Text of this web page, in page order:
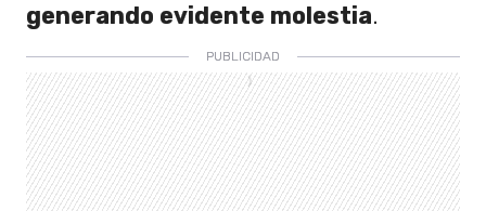
generando evidente molestia.